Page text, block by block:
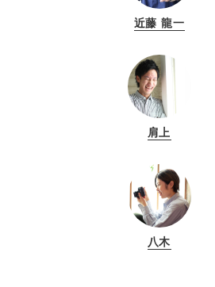
近藤 龍一
肩上
八木